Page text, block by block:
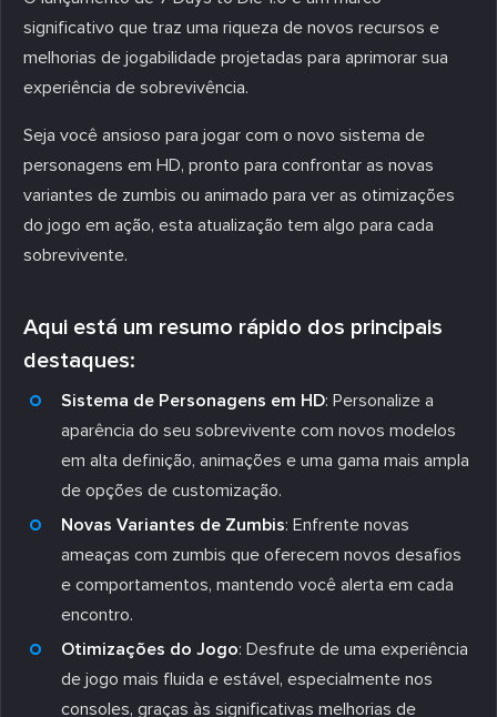
significativo que traz uma riqueza de novos recursos e
melhorias de jogabilidade projetadas para aprimorar sua
experiência de sobrevivência.
Seja você ansioso para jogar com o novo sistema de
personagens em HD, pronto para confrontar as novas
variantes de zumbis ou animado para ver as otimizações
do jogo em ação, esta atualização tem algo para cada
sobrevivente.
Aqui está um resumo rápido dos principais
destaques:
Sistema de Personagens em HD: Personalize a
aparência do seu sobrevivente com novos modelos
em alta definição, animações e uma gama mais ampla
de opções de customização.
Novas Variantes de Zumbis: Enfrente novas
ameaças com zumbis que oferecem novos desafios
e comportamentos, mantendo você alerta em cada
encontro.
Otimizações do Jogo: Desfrute de uma experiência
de jogo mais fluida e estável, especialmente nos
consoles, graças às significativas melhorias de